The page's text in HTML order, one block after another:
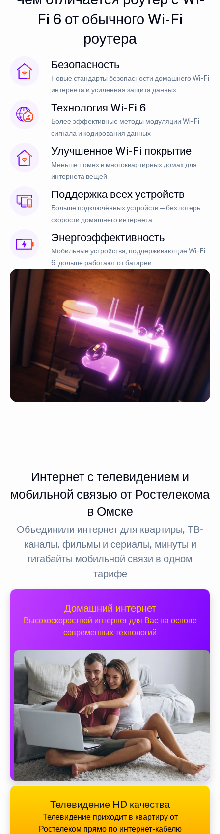
Fi 6 от обычного Wi-Fi
роутера
Безопасность
Новые стандарты безопасности домашнего Wi-Fi
интернета и усиленная защита данных
Технология Wi-Fi 6
Более эффективные методы модуляции Wi-Fi
сигнала и кодирования данных
Улучшенное Wi-Fi покрытие
Меньше помех в многоквартирных домах для
интернета вещей
Поддержка всех устройств
Больше подключённых устройств — без потерь
скорости домашнего интернета
Энергоэффективность
Мобильные устройства, поддерживающие Wi-Fi
6, дольше работают от батареи
Интернет с телевидением и
мобильной связью от Ростелекома
в Омске
Объединили интернет для квартиры, ТВ-
каналы, фильмы и сериалы, минуты и
гигабайты мобильной связи в одном
тарифе
Домашний интернет
Высокоскоростной интернет для Вас на основе
современных технологий
Телевидение HD качества
Телевидение приходит в квартиру от
Ростелеком прямо по интернет-кабелю